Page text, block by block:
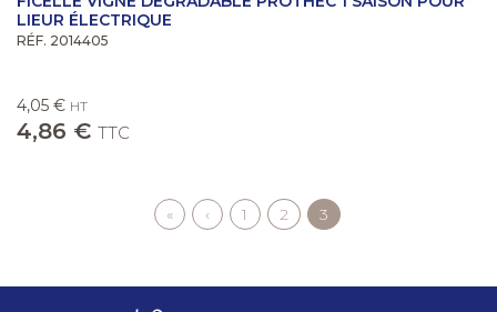
LIEUR ÉLECTRIQUE
RÉF. 2014405
4,05 € HT
4,86 € TTC
Première
page
« Page
précédente
‹ Page
1 Page
2 Page
courante
3